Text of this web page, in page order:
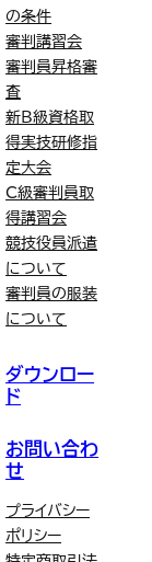
の条件
審判講習会
審判員昇格審
査
新B級資格取
得実技研修指
定大会
C級審判員取
得講習会
競技役員派遣
について
審判員の服装
について
ダウンロー
ド
お問い合わ
せ
プライバシー
ポリシー